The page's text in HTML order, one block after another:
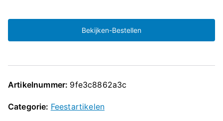
Bekijken-Bestellen
Artikelnummer: 9fe3c8862a3c
Categorie: Feestartikelen